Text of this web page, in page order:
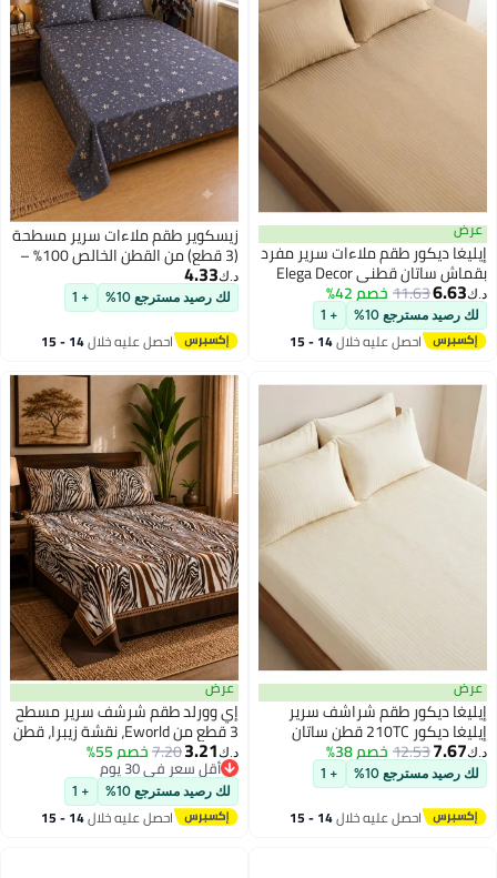
عرض
إيليغا ديكور طقم ملاءات سرير مفرد
بقماش ساتان قطني Elega Decor
210TC مخطط 2 قطعة | ملاءة
مسطحة ساتان ناعمة وقابلة
للتنفس 180x260 سم | 1 غطاء
وسادة 50x75 سم | معتمد من
د.ك‏6.63
11.63خصم 42%
لك رصيد مسترجع 10% + 1
احصل عليه خلال 14 - 15
3
زيسكوير طقم ملاءات سرير مسطحة
(3 قطع) من القطن الخالص 100% –
طقم مفروشات ناعم وجيد التهوية
يضم ملاءة مسطحة واحدة وغطاءين
للوسائد | ملاءة قطنية مطبوعة
عالية الجودة | متوفر بمقاسات كينغ
(King) وكوين (Queen) ومفرد
(Single)
د.ك‏4.33
لك رصيد مسترجع 10% + 1
احصل عليه خلال 14 - 15
عرض
إيليغا ديكور طقم شراشف سرير
إيليغا ديكور 210TC قطن ساتان
مخطط مزدوج 3 قطع | ملاءة ساتان
| معتمد من OEKO-TEX و ECAS
د.ك‏7.67
12.53خصم 38%
لك رصيد مسترجع 10% + 1
احصل عليه خلال 14 - 15
11
عرض
إي وورلد طقم شرشف سرير مسطح
3 قطع من Eworld، نقشة زيبرا، قطن
100%، 125 GSM، 1 شرشف مسطح
+ 2 غطاء وسادة – متوفر بمقاسات
كينج، كوين، وسينجل
د.ك‏3.21
7.20خصم 55%
أقل سعر في 30 يوم
أقل سعر في 30 يوم
لك رصيد مسترجع 10% + 1
احصل عليه خلال 14 - 15